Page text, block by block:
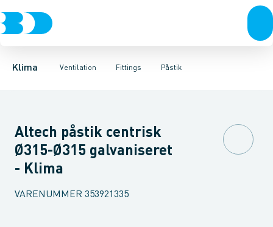
Klima Ventilation
Ventilation VarmepumperElKlimaværktøj
Fittings
Fittings RørSlangerSpjældLyddæmpereVentiler
Påstik
RørBøjninger 90gr.Bøjninger 60gr. Bøjninger 45gr.
Altech påstik centrisk
Ø315-Ø315 galvaniseret
- Klima
VARENUMMER 353921335